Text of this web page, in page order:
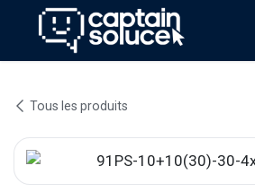
Se rendre au contenu
Tous les produits